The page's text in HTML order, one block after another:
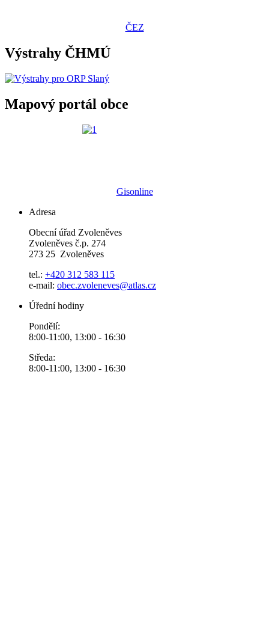
ČEZ
Výstrahy ČHMÚ
Mapový portál obce
Gisonline
Adresa
Obecní úřad Zvoleněves
Zvoleněves č.p. 274
273 25 Zvoleněves
tel.: +420 312 583 115
e-mail: obec.zvoleneves@atlas.cz
Úřední hodiny
Pondělí:
8:00-11:00, 13:00 - 16:30
Středa:
8:00-11:00, 13:00 - 16:30